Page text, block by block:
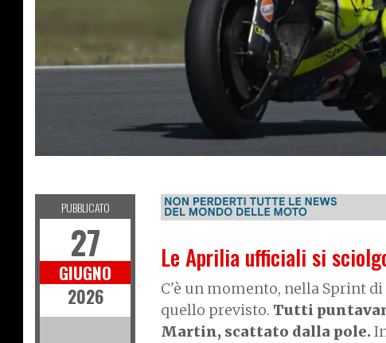
Le Aprilia ufficiali si
C'è un momento, nella Sprint
quello previsto. Tutti
Martin, scattato dalla pole.
PUBBLICATO
27
GIUGNO
2026